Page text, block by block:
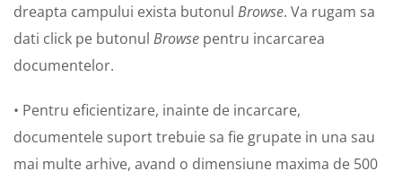
dreapta campului exista butonul Browse. Va rugam sa
dati click pe butonul Browse pentru incarcarea
documentelor.
• Pentru eficientizare, inainte de incarcare,
documentele suport trebuie sa fie grupate in una sau
mai multe arhive, avand o dimensiune maxima de 500